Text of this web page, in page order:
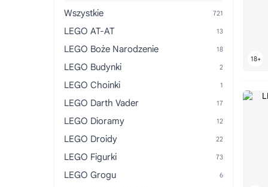
LEGO Horizon Adventures
LEGO House
LEGO Icons
LEGO Ideas
LEGO Indiana Jones
LEGO Jurassic World
LEGO Lord of the Rings
LEGO Marvel Avengers
LEGO Marvel
LEGO Minecraft
Wszystkie
LEGO AT-AT
LEGO Boże Narodzenie
LEGO Budynki
LEGO Choinki
LEGO Darth Vader
LEGO Dioramy
LEGO Droidy
LEGO Figurki
LEGO Grogu